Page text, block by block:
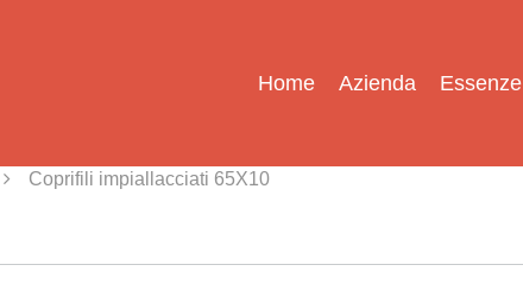
Home Azienda Essenze
Coprifili impiallacciati 65X10